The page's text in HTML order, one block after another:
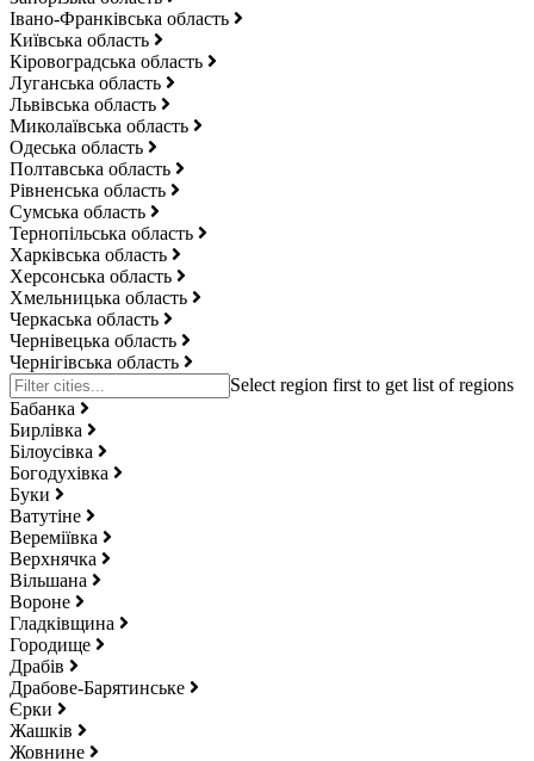
Івано-Франківська область
Київська область
Кіровоградська область
Луганська область
Львівська область
Миколаївська область
Одеська область
Полтавська область
Рівненська область
Сумська область
Тернопільська область
Харківська область
Херсонська область
Хмельницька область
Черкаська область
Чернівецька область
Чернігівська область
Бабанка
Бирлівка
Білоусівка
Богодухівка
Буки
Ватутіне
Вереміївка
Верхнячка
Вільшана
Вороне
Гладківщина
Городище
Драбів
Драбове-Барятинське
Єрки
Жашків
Жовнине